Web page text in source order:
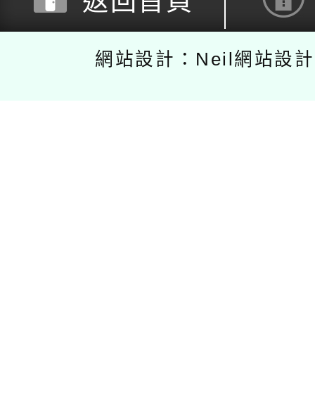
網站設計：Neil網站設